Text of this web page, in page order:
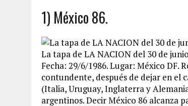
1) México 86.
La tapa de LA NACION del 30 de
Fecha: 29/6/1986. Lugar: México DF.
contundente, después de dejar en el
(Italia, Uruguay, Inglaterra y
argentinos. Decir México 86 alcanza